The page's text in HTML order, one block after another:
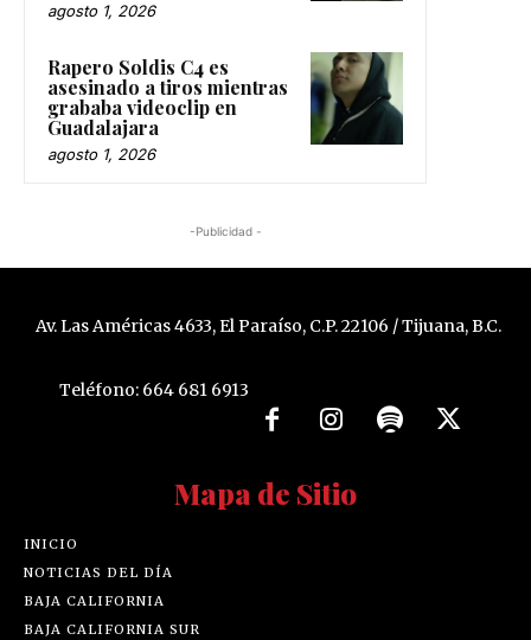
agosto 1, 2026
Rapero Soldis C4 es
asesinado a tiros mientras
grababa videoclip en
Guadalajara
agosto 1, 2026
-Publicidad -
Av. Las Américas 4633, El Paraíso, C.P. 22106 / Tijuana, B.C.
Teléfono: 664 681 6913
Mapa de Sitio
INICIO
NOTICIAS DEL DÍA
BAJA CALIFORNIA
BAJA CALIFORNIA SUR